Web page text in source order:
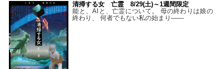
清掃する女 亡霊 8/29(土)～1週間限定
能と、AIと、亡霊について。 母の終わりは娘の
終わり、 何者でもない私の始まり――